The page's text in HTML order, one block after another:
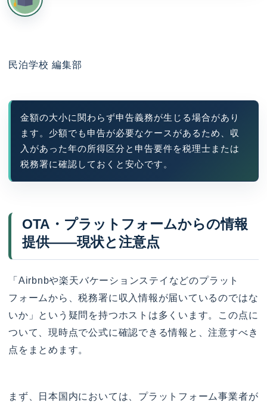
民泊学校 編集部
金額の大小に関わらず申告義務が生じる場合があり
ます。少額でも申告が必要なケースがあるため、収
入があった年の所得区分と申告要件を税理士または
税務署に確認しておくと安心です。
OTA・プラットフォームからの情報
提供——現状と注意点
「Airbnbや楽天バケーションステイなどのプラット
フォームから、税務署に収入情報が届いているのではな
いか」という疑問を持つホストは多くいます。この点に
ついて、現時点で公式に確認できる情報と、注意すべき
点をまとめます。
まず、日本国内においては、プラットフォーム事業者が